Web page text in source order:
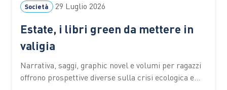
Società 29 Luglio 2026
Estate, i libri green da mettere in
valigia
Narrativa, saggi, graphic novel e volumi per ragazzi
offrono prospettive diverse sulla crisi ecologica e